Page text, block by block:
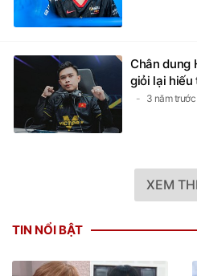
Chân dung
giỏi lại hiếu
3 năm trước
XEM
TIN NỔI BẬT